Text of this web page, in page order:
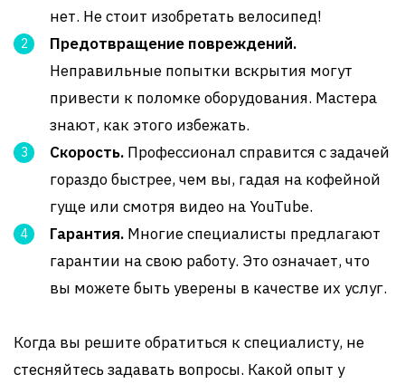
нет. Не стоит изобретать велосипед!
Предотвращение повреждений.
Неправильные попытки вскрытия могут
привести к поломке оборудования. Мастера
знают, как этого избежать.
Скорость. Профессионал справится с задачей
гораздо быстрее, чем вы, гадая на кофейной
гуще или смотря видео на YouTube.
Гарантия. Многие специалисты предлагают
гарантии на свою работу. Это означает, что
вы можете быть уверены в качестве их услуг.
Когда вы решите обратиться к специалисту, не
стесняйтесь задавать вопросы. Какой опыт у